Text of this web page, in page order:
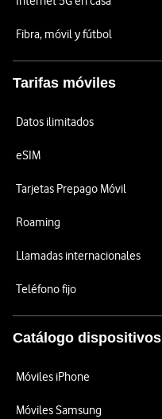
Fibra, móvil y fútbol
Tarifas móviles
Datos ilimitados
eSIM
Tarjetas Prepago Móvil
Roaming
Llamadas internacionales
Teléfono fijo
Catálogo dispositivos
Móviles iPhone
Móviles Samsung